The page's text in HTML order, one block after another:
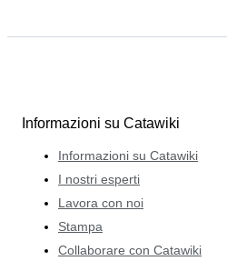
Informazioni su Catawiki
Informazioni su Catawiki
I nostri esperti
Lavora con noi
Stampa
Collaborare con Catawiki